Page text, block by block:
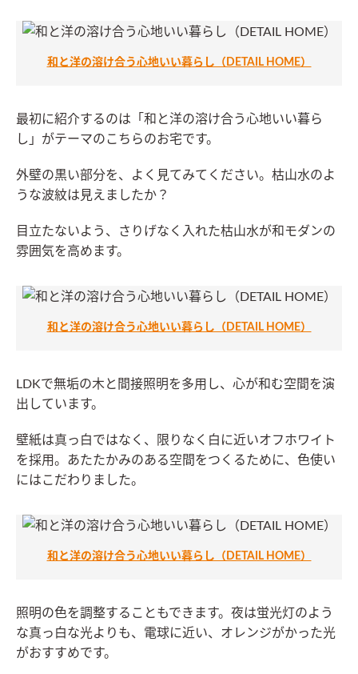
和と洋の溶け合う心地いい暮らし（DETAIL HOME）
最初に紹介するのは「和と洋の溶け合う心地いい暮ら
し」がテーマのこちらのお宅です。
外壁の黒い部分を、よく見てみてください。枯山水のよ
うな波紋は見えましたか？
目立たないよう、さりげなく入れた枯山水が和モダンの
雰囲気を高めます。
和と洋の溶け合う心地いい暮らし（DETAIL HOME）
LDKで無垢の木と間接照明を多用し、心が和む空間を演
出しています。
壁紙は真っ白ではなく、限りなく白に近いオフホワイト
を採用。あたたかみのある空間をつくるために、色使い
にはこだわりました。
和と洋の溶け合う心地いい暮らし（DETAIL HOME）
照明の色を調整することもできます。夜は蛍光灯のよう
な真っ白な光よりも、電球に近い、オレンジがかった光
がおすすめです。